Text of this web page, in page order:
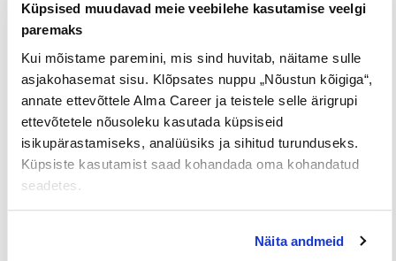
Küpsised muudavad meie veebilehe kasutamise veelgi
paremaks
Kui mõistame paremini, mis sind huvitab, näitame sulle
asjakohasemat sisu. Klõpsates nuppu „Nõustun kõigiga“,
annate ettevõttele Alma Career ja teistele selle ärigrupi
ettevõtetele nõusoleku kasutada küpsiseid
isikupärastamiseks, analüüsiks ja sihitud turunduseks.
Küpsiste kasutamist saad kohandada oma kohandatud
seadetes.
Näita andmeid
mitte organisatsioonile
Avaldusi loevad läbi inimesed. Ole selge ja
arusaadav, väldi ümmargust juttu. Võimalusel lase
paaril inimesel lugeda oma motivatsioonikirja ja
anda sulle siirast tagasisidet. Esimesed read on